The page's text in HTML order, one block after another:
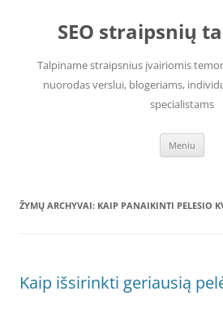
SEO straipsnių
Talpiname straipsnius įvairiomis
nuorodas verslui, blogeriams,
specialistams
Meniu
ŽYMŲ ARCHYVAI: KAIP PANAIKINTI PELESIO
Kaip išsirinkti geriausią